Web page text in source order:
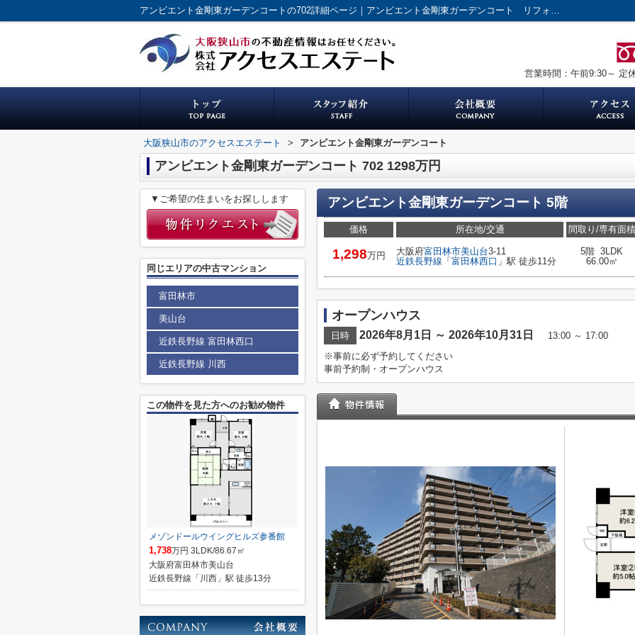
アンビエント金剛東ガーデンコートの702詳細ページ｜アンビエント金剛東ガーデンコート リフォーム済み｜大阪狭山市のアクセスエステート
営業時間：午前9:30～ 定
大阪狭山市のアクセスエステート > アンビエント金剛東ガーデンコート
アンビエント金剛東ガーデンコート 702 1298万円
アンビエント金剛東ガーデンコート 5階
価格
1,298万円
所在地/交通
大阪府富田林市美山台3-11
近鉄長野線 「 富田林西口 」駅 徒歩11分
間取り/専有面積
5階 3LDK
66.00㎡
オープンハウス
日時 2026年8月1日 ～ 2026年10月31日
13:00 ～ 17:00
※事前に必ず予約してください
事前予約制・オープンハウス
▼ご希望の住まいをお探しします
同じエリアの中古マンション
富田林市
美山台
近鉄長野線 富田林西口
近鉄長野線 川西
この物件を見た方へのお勧め物件
メゾンドールウイングヒルズ参番館
1,738万円 3LDK/86.67㎡
大阪府富田林市美山台
近鉄長野線「川西」駅 徒歩13分